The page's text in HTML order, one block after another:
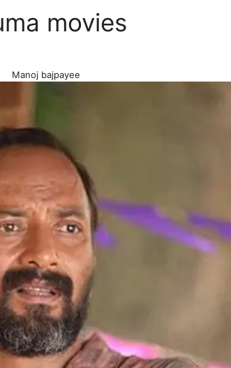
movies
Manoj bajpayee